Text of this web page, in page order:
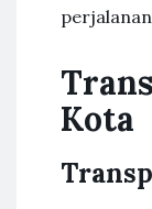
Kota